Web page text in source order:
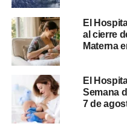
«Agradecemos a todos
interés y compromiso, y
compromiso de
educación y prevención
señalaron desde la
ediciones de esta jornada
diabetes, en un formato
con recursos prácticos
y sus familias.
El
al cierre
Materna
El
Semana
7 de